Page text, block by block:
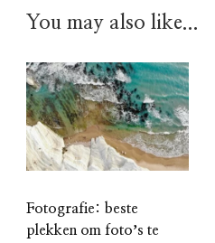
You may also like...
Fotografie: beste
plekken om fotoʼs te